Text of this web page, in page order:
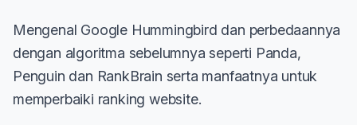
Mengenal Google Hummingbird dan perbedaannya
dengan algoritma sebelumnya seperti Panda,
Penguin dan RankBrain serta manfaatnya untuk
memperbaiki ranking website.